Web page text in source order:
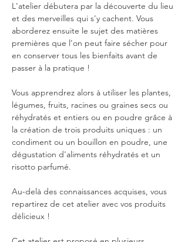
L'atelier débutera par la découverte du lieu
et des merveilles qui s'y cachent. Vous
aborderez ensuite le sujet des matières
premières que l'on peut faire sécher pour
en conserver tous les bienfaits avant de
passer à la pratique !
Vous apprendrez alors à utiliser les plantes,
légumes, fruits, racines ou graines secs ou
réhydratés et entiers ou en poudre grâce à
la création de trois produits uniques : un
condiment ou un bouillon en poudre, une
dégustation d'aliments réhydratés et un
risotto parfumé.
Au-delà des connaissances acquises, vous
repartirez de cet atelier avec vos produits
délicieux !